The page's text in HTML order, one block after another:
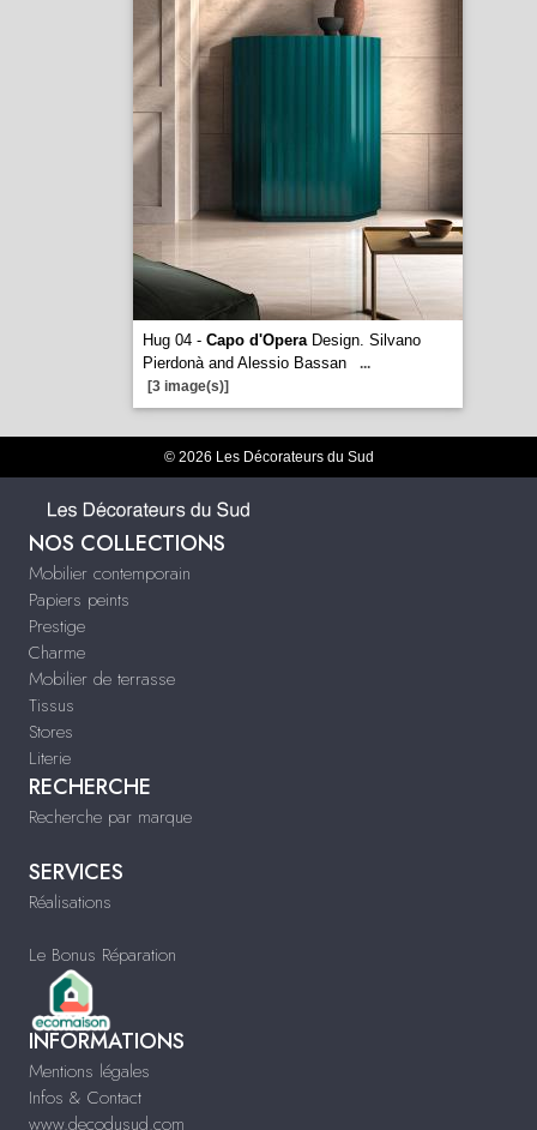
Hug 04 - Capo d'OperaDesign. Silvano
Pierdonà and Alessio Bassan
...
[3 image(s)]
© 2026 Les Décorateurs du Sud
NOS COLLECTIONS
Mobilier contemporain
Papiers peints
Prestige
Charme
Mobilier de terrasse
Tissus
Stores
Literie
RECHERCHE
Recherche par marque
SERVICES
Réalisations
Le Bonus Réparation
INFORMATIONS
Mentions légales
Infos & Contact
www.decodusud.com